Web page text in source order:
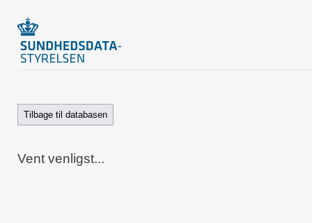
Tilbage til databasen
Vent venligst...